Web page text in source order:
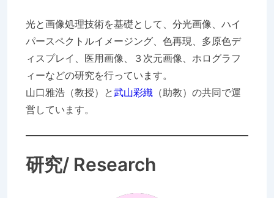
光と画像処理技術を基礎として、分光画像、ハイ
パースペクトルイメージング、色再現、多原色デ
ィスプレイ、医用画像、３次元画像、ホログラフ
ィーなどの研究を行っています。
山口雅浩（教授）と武山彩織 （助教）の共同で運
営しています。
研究/ Research